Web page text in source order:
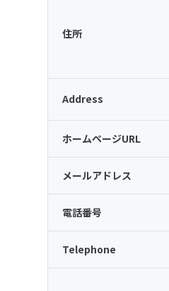
住所
Address
ホームページURL
メールアドレス
電話番号
Telephone